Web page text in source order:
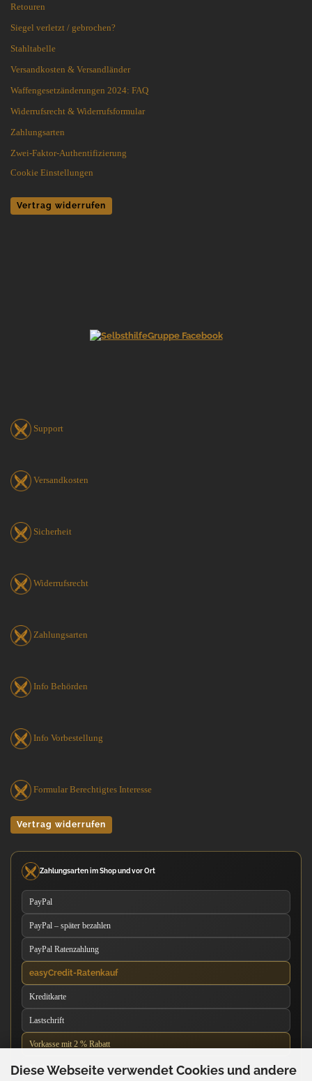
Diese Webseite verwendet Cookies und andere
Retouren
Siegel verletzt / gebrochen?
Stahltabelle
Versandkosten & Versandländer
Waffengesetzänderungen 2024: FAQ
Widerrufsrecht & Widerrufsformular
Zahlungsarten
Zwei-Faktor-Authentifizierung
Cookie Einstellungen
Vertrag widerrufen
Support
Versandkosten
Sicherheit
Widerrufsrecht
Zahlungsarten
Info Behörden
Info Vorbestellung
Formular Berechtigtes Interesse
Vertrag widerrufen
Zahlungsarten im Shop und vor Ort
PayPal
PayPal – später bezahlen
PayPal Ratenzahlung
easyCredit-Ratenkauf
Kreditkarte
Lastschrift
Vorkasse mit 2 % Rabatt
Nachnahme